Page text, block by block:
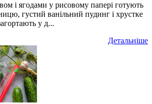
і ягодами у рисовому папері готують
густий ванільний пудинг і хрустке
у д...
Детальніше